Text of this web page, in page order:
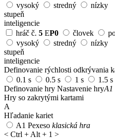
vysoký
stredný
nízky
stupeň
inteligencie
hráč č. 5 EP0 človek
vysoký
stredný
nízky
stupeň
inteligencie
Definovanie rýchlosti odkrývania
0.1 s
0.5 s 1 s 1.5 s
Definovanie hry Nastavenie hryA1
Hry so zakrytými kartami
A
Hľadanie kariet
A1 Pexeso klasická hra
< Ctrl + Alt + 1 >